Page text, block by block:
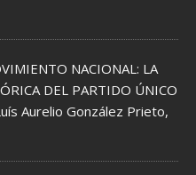
NACIONAL: LA
DEL PARTIDO ÚNICO
Aurelio González Prieto,